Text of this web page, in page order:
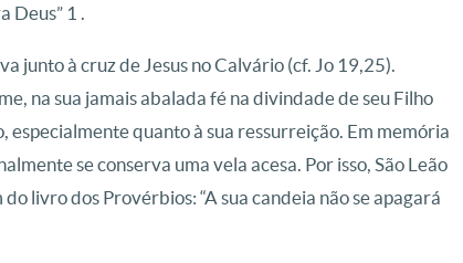
Deus” 1 .
junto à cruz de Jesus no Calvário (cf. Jo 19,25).
na sua jamais abalada fé na divindade de seu Filho
especialmente quanto à sua ressurreição. Em memória
se conserva uma vela acesa. Por isso, São Leão
livro dos Provérbios: “A sua candeia não se apagará